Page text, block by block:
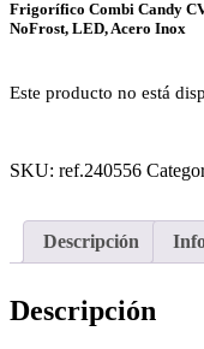
Frigorífico Combi Candy
NoFrost, LED, Acero Inox
Este producto no está
SKU: ref.240556
Descripción
Descripción